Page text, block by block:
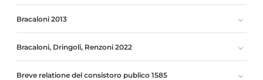
Bracaloni 2013
Bracaloni, Dringoli, Renzoni 2022
Breve relatione del consistoro publico 1585